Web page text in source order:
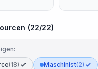
(22/22)
(18) Maschinist(2)